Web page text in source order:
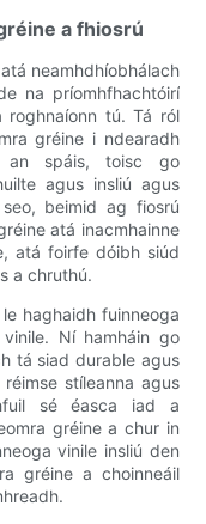
a fhiosrú
neamhdhíobhálach
na príomhfhachtóirí
tú. Tá ról
gréine i ndearadh
an spáis, toisc go
agus insliú agus
beimid ag fiosrú
atá inacmhainne
atá foirfe dóibh siúd
a chruthú.
haghaidh fuinneoga
Ní hamháin go
tá siad durable agus
stíleanna agus
sé éasca iad a
gréine a chur in
vinile insliú den
gréine a choinneáil